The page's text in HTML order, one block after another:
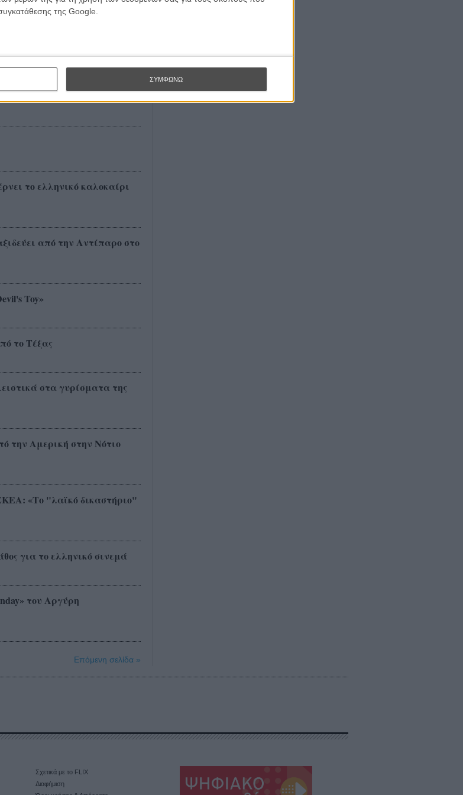
της Google.
ΣΥΜΦΩΝΩ
τις ταινίες, και τ’ άλλα
του Αργύρη
το ελληνικό καλοκαίρι
από την Αντίπαρο στο
Toy»
το Τέξας
στα γυρίσματα της
την Αμερική στην Νότιο
«Το "λαϊκό δικαστήριο"
για το ελληνικό σινεμά
του Αργύρη
Επόμενη σελίδα »
Σχετικά με το FLIX
Διαφήμιση